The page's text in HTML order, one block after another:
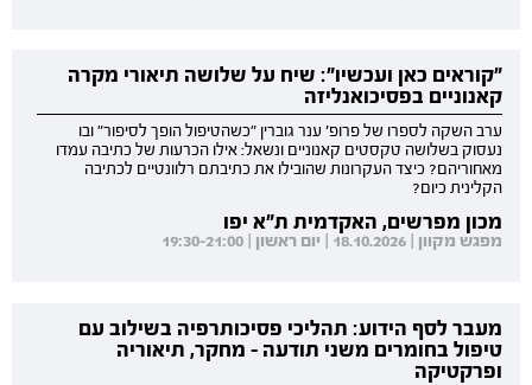
"קוראים כאן ועכשיו": שיח על שלושה תיאורי מקרה
קאנוניים בפסיכואנליזה
ערב השקה לספרו של פרופ' ענר גוברין "כשהטיפול הופך לסיפור" ובו
נעסוק בשלושה טקסטים קאנוניים ונשאל: אילו הכרעות של כתיבה עמדו
מאחוריהם? כיצד העקרונות שהובילו את כתיבתם רלוונטיים לכתיבה
הקלינית כיום?
מכון מפרשים, האקדמית ת"א יפו
מפגש מקוון | 18.10.2026 | יום ראשון | 19:30-21:00
מעבר לסף הידוע: תהליכי פסיכותרפיה בשילוב עם
טיפול בחומרים משני תודעה - מחקר, תיאוריה
ופרקטיקה